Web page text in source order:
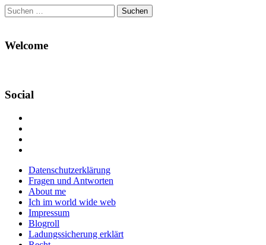
Suchen
nach:
Welcome
Social
Facebook
anzeigen
Twitter
anzeigen
auf
Instagram
anzeigen
Main
menu
Skip
content
Datenschutzerklärung
Fragen und Antworten
About me
Ich im world wide web
Impressum
Blogroll
Ladungssicherung erklärt